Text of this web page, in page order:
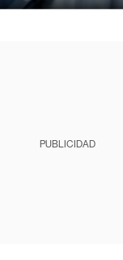
PUBLICIDAD